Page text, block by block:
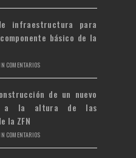
infraestructura para
básico de la
COMENTARIOS
de un nuevo
a la altura de las
la ZFN
COMENTARIOS